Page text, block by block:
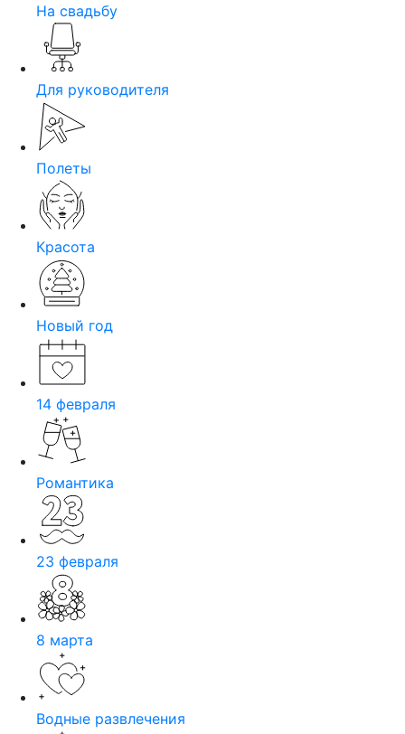
На свадьбу
Для руководителя
Полеты
Красота
Новый год
14 февраля
Романтика
23 февраля
8 марта
Водные развлечения